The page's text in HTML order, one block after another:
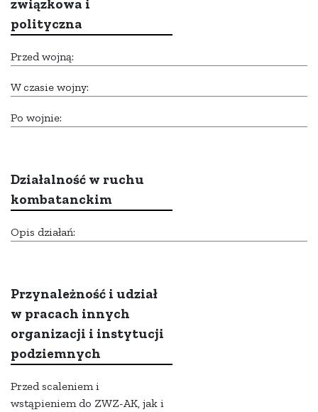
związkowa i
polityczna
Przed wojną:
W czasie wojny:
Po wojnie:
Działalność w ruchu
kombatanckim
Opis działań:
Przynależność i udział
w pracach innych
organizacji i instytucji
podziemnych
Przed scaleniem i
wstąpieniem do ZWZ-AK, jak i